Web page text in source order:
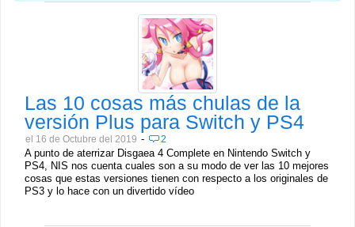
Las 10 cosas más chulas de la
versión Plus para Switch y PS4
el 16 de Octubre del 2019 - 2
A punto de aterrizar Disgaea 4 Complete en Nintendo Switch y
PS4, NIS nos cuenta cuales son a su modo de ver las 10 mejores
cosas que estas versiones tienen con respecto a los originales de
PS3 y lo hace con un divertido vídeo